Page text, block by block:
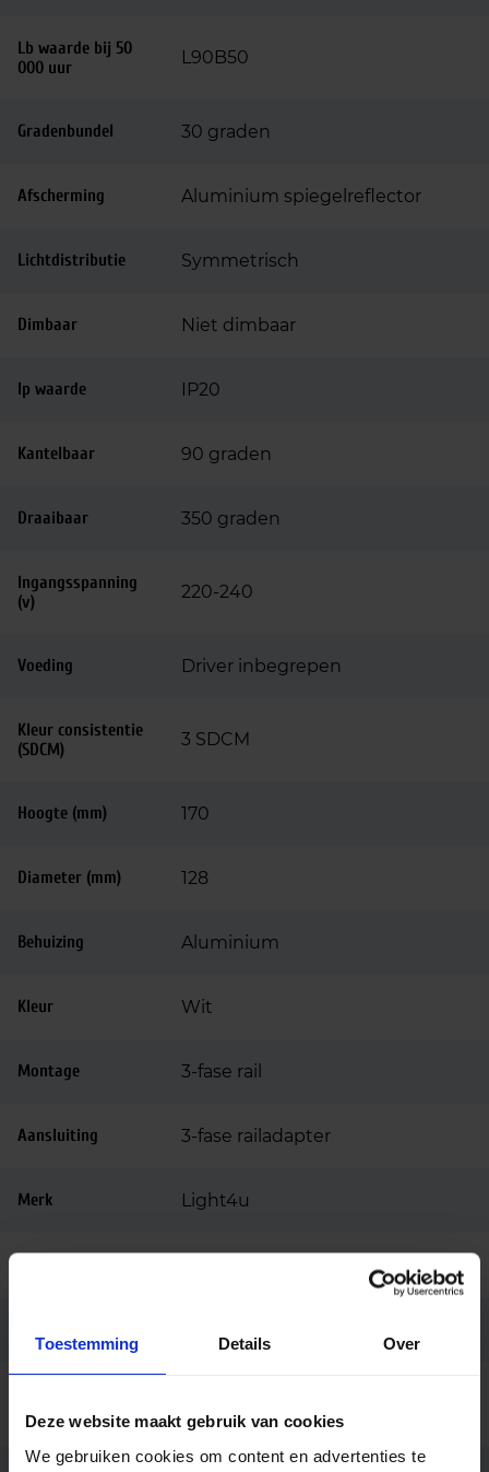
Toestemming Details Over
Deze website maakt gebruik van cookies
We gebruiken cookies om content en advertenties te
Lb waarde bij 50
000 uur
L90B50
Gradenbundel 30 graden
Afscherming Aluminium spiegelreflector
Lichtdistributie Symmetrisch
Dimbaar Niet dimbaar
Ip waarde IP20
Kantelbaar 90 graden
Draaibaar 350 graden
Ingangsspanning
(v)
220-240
Voeding Driver inbegrepen
Kleur consistentie
(SDCM)
3 SDCM
Hoogte (mm) 170
Diameter (mm) 128
Behuizing Aluminium
Kleur Wit
Montage 3-fase rail
Aansluiting 3-fase railadapter
Merk Light4u
white